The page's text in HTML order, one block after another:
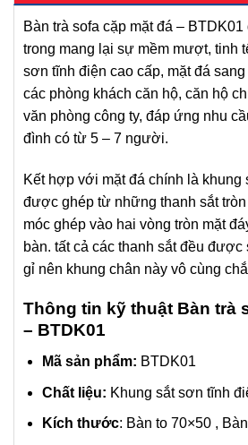
Bàn trà sofa cặp mặt đá –
trong mang lại sự mềm mượt, tinh
sơn tĩnh điện cao cấp, mặt đá
các phòng khách căn hộ, căn hộ
văn phòng công ty, đáp ứng nhu
đình có từ 5 – 7 người.
Kết hợp với mặt đá chính là khung
được ghép từ những thanh sắt
móc ghép vào hai vòng tròn mặt
bàn. tất cả các thanh sắt đều
gỉ nên khung chân này vô cùng
Thông tin kỹ thuật Bàn trà
– BTDK01
Mã sản phẩm: BTDK01
Chất liệu: Khung sắt sơn tĩnh
Kích thước: Bàn to 70×50 ,